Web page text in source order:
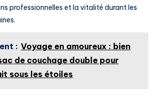
professionnelles et la vitalité durant les
: Voyage en amoureux : bien
de couchage double pour
sous les étoiles